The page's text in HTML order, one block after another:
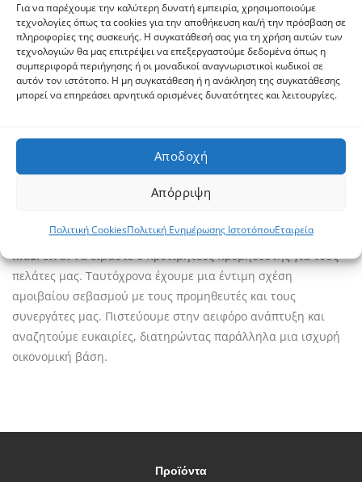
Για να παρέχουμε την καλύτερη δυνατή εμπειρία, χρησιμοποιούμε
τεχνολογίες όπως τα cookies για την αποθήκευση και/ή την πρόσβαση σε
πληροφορίες της συσκευής. Η συγκατάθεσή σας για τη χρήση αυτών των
τεχνολογιών θα μας επιτρέψει να επεξεργαστούμε δεδομένα όπως η
συμπεριφορά περιήγησης ή οι μοναδικοί αναγνωριστικοί κωδικοί σε
αυτόν τον ιστότοπο. Η μη συγκατάθεση ή η ανάκληση της συγκατάθεσης
μπορεί να επηρεάσει αρνητικά ορισμένες δυνατότητες και λειτουργίες.
Αποδοχή
Απόρριψη
Πολιτική CookiesΠολιτική Ενημέρωσης ΙστοτόπουΕταιρεία
Σχετικά με εμάς
Από το 1992 ξεκινήσαμε την δραστηριότητά μας στη
βιομηχανική αγορά. Οι αξίες και οι αρχές μας παραμένουν
από τότε αναλλοίωτες. Ακούμε τους πελάτες μας,
προσπαθούμε να ανταποκριθούμε στις ανάγκες τους. Αυτό
κάνουμε και έτσι θα συνεχίσουμε.
Δήλωση αποστολής
Ο στόχος μας στηνΑΡΙΣΤΟΤΕΛΗΣ ΠΑΠΑΪΩΑΝΝΙΔΗΣ ΚΑΙ ΣΙΑ
I.K.E.είναι να είμαστε ο προτιμητέος προμηθευτής για τους
πελάτες μας. Ταυτόχρονα έχουμε μια έντιμη σχέση
αμοιβαίου σεβασμού με τους προμηθευτές και τους
συνεργάτες μας. Πιστεύουμε στην αειφόρο ανάπτυξη και
αναζητούμε ευκαιρίες, διατηρώντας παράλληλα μια ισχυρή
οικονομική βάση.
Προϊόντα